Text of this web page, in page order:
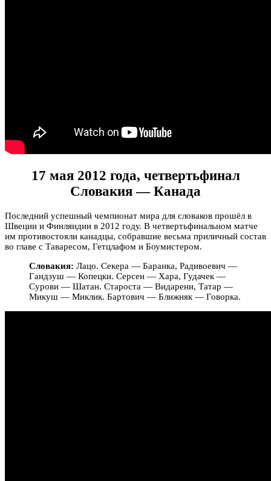
17 мая 2012 года, четвертьфинал
Словакия — Канада
Последний успешный чемпионат мира для словаков прошёл в
Швеции и Финляндии в 2012 году. В четвертьфинальном матче
им противостояли канадцы, собравшие весьма приличный состав
во главе с Таваресом, Гетцлафом и Боумистером.
Словакия: Лацо. Секера — Баранка, Радивоевич —
Гандзуш — Копецки. Серсен — Хара, Гудачек —
Сурови — Шатан. Староста — Видарени, Татар —
Микуш — Миклик. Бартович — Ближняк — Говорка.